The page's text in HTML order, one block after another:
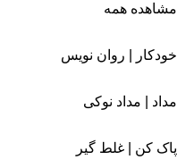
مشاهده همه
خودکار | روان نویس
مداد | مداد نوکی
پاک کن | غلط گیر